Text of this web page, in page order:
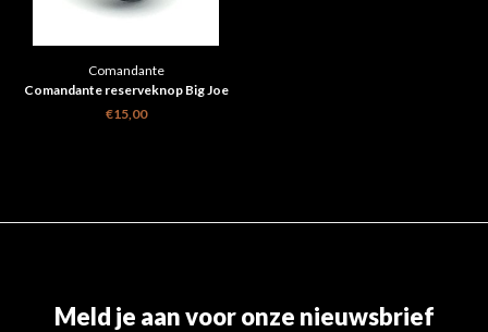
Comandante
Comandante reserveknop Big Joe
Zwart
€15,00
Meld je aan voor onze nieuwsbrief